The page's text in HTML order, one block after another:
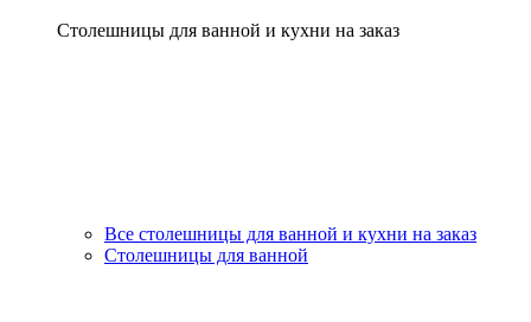
Столешницы для ванной и кухни на заказ
Все столешницы для ванной и кухни на заказ
Столешницы для ванной